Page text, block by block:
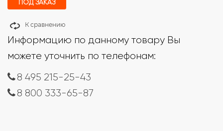
ПОД ЗАКАЗ
К сравнению
Информацию по данному товару Вы
можете уточнить по телефонам:
8 495 215-25-43
8 800 333-65-87